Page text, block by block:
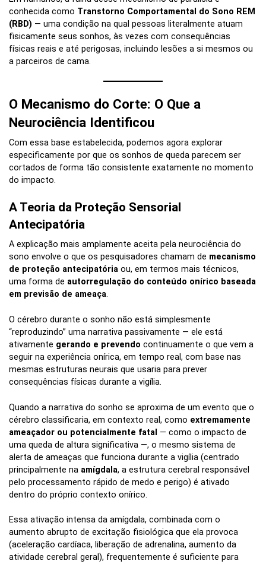
conhecida como Transtorno Comportamental do Sono REM
(RBD) — uma condição na qual pessoas literalmente atuam
fisicamente seus sonhos, às vezes com consequências
físicas reais e até perigosas, incluindo lesões a si mesmos ou
a parceiros de cama.
O Mecanismo do Corte: O Que a
Neurociência Identificou
Com essa base estabelecida, podemos agora explorar
especificamente por que os sonhos de queda parecem ser
cortados de forma tão consistente exatamente no momento
do impacto.
A Teoria da Proteção Sensorial
Antecipatória
A explicação mais amplamente aceita pela neurociência do
sono envolve o que os pesquisadores chamam de mecanismo
de proteção antecipatória ou, em termos mais técnicos,
uma forma de autorregulação do conteúdo onírico baseada
em previsão de ameaça.
O cérebro durante o sonho não está simplesmente
“reproduzindo” uma narrativa passivamente — ele está
ativamente gerando e prevendo continuamente o que vem a
seguir na experiência onírica, em tempo real, com base nas
mesmas estruturas neurais que usaria para prever
consequências físicas durante a vigília.
Quando a narrativa do sonho se aproxima de um evento que o
cérebro classificaria, em contexto real, como extremamente
ameaçador ou potencialmente fatal — como o impacto de
uma queda de altura significativa —, o mesmo sistema de
alerta de ameaças que funciona durante a vigília (centrado
principalmente na amígdala, a estrutura cerebral responsável
pelo processamento rápido de medo e perigo) é ativado
dentro do próprio contexto onírico.
Essa ativação intensa da amígdala, combinada com o
aumento abrupto de excitação fisiológica que ela provoca
(aceleração cardíaca, liberação de adrenalina, aumento da
atividade cerebral geral), frequentemente é suficiente para